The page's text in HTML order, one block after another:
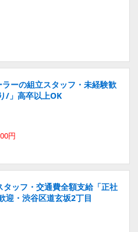
ーの組立スタッフ・未経験歓
/」高卒以上OK
円
タッフ・交通費全額支給「正社
迎・渋谷区道玄坂2丁目